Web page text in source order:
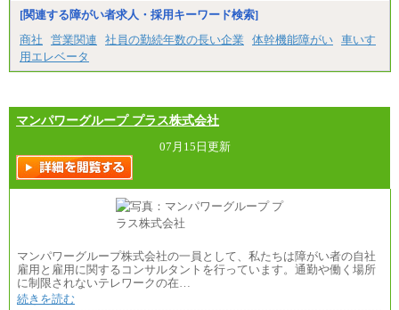
[関連する障がい者求人・採用キーワード検索]
商社
営業関連 社員の勤続年数の長い企業 体幹機能障がい 車いす
用エレベータ
マンパワーグループ プラス株式会社
07月15日更新
マンパワーグループ株式会社の一員として、私たちは障がい者の自社
雇用と雇用に関するコンサルタントを行っています。通勤や働く場所
に制限されないテレワークの在…
続きを読む